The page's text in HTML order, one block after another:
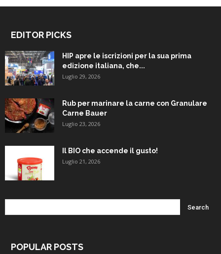
EDITOR PICKS
HIP apre le iscrizioni per la sua prima
edizione italiana, che...
Luglio 29, 2026
Rub per marinare la carne con Granulare
Carne Bauer
Luglio 23, 2026
Il BIO che accende il gusto!
Luglio 21, 2026
POPULAR POSTS